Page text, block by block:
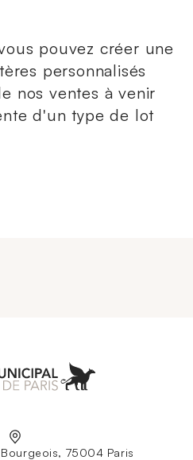
pouvez créer une
personnalisés
nos ventes à venir
d'un type de lot
75004 Paris